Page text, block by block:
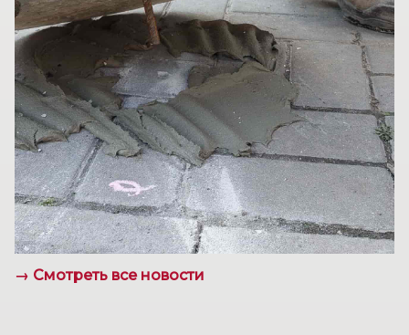
→ Смотреть все новости